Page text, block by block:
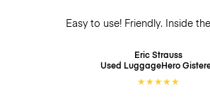
Easy to use! Friendly. Inside
Eric Strauss
Used LuggageHero
★★★★★